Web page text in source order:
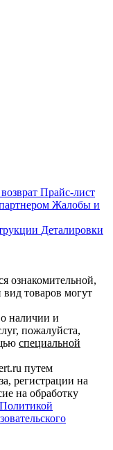
Прайс-лист
Жалобы и
Деталировки
ознакомительной,
товаров могут
наличии и
пожалуйста,
специальной
путем
регистрации на
на обработку
Политикой